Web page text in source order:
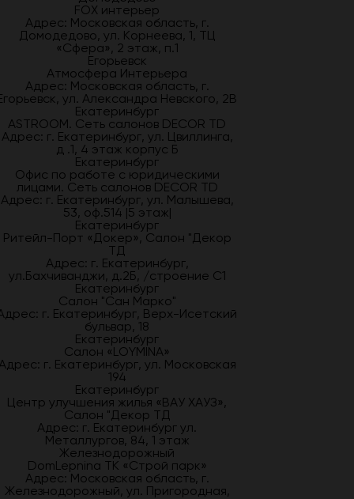
FOX интерьер
Адрес: Московская область, г.
Домодедово, ул. Корнеева, 1, ТЦ
«Сфера», 2 этаж, п.1
Егорьевск
Атмосфера Интерьера
Адрес: Московская область, г.
ул. Александра Невского, 2В
Екатеринбург
ASTROOM. Сеть салонов DECOR TD
Адрес: г. Екатеринбург, ул. Цвиллинга,
д .1, 4 этаж корпус Б
Екатеринбург
Офис по работе с юридическими
лицами. Сеть салонов DECOR TD
Адрес: г. Екатеринбург, ул. Малышева,
53, оф.514 |5 этаж|
Екатеринбург
Ритейл-Порт «Докер», Салон "Декор
ТД
Адрес: г. Екатеринбург,
ул.Бахчиванджи, д.2Б, /строение С1
Екатеринбург
Салон "Сан Марко"
г. Екатеринбург, Верх-Исетский
бульвар, 18
Екатеринбург
Салон «LOYMINA»
г. Екатеринбург, ул. Московская
194
Екатеринбург
Центр улучшения жилья «ВАУ ХАУЗ»,
Салон "Декор ТД
Адрес: г. Екатеринбург ул.
Металлургов, 84, 1 этаж
Железнодорожный
DomLepnina ТК «Строй парк»
Адрес: Московская область, г.
Железнодорожный, ул. Пригородная,